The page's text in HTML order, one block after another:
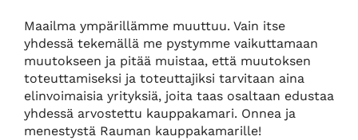
Maailma ympärillämme muuttuu. Vain itse
yhdessä tekemällä me pystymme vaikuttamaan
muutokseen ja pitää muistaa, että muutoksen
toteuttamiseksi ja toteuttajiksi tarvitaan aina
elinvoimaisia yrityksiä, joita taas osaltaan edustaa
yhdessä arvostettu kauppakamari. Onnea ja
menestystä Rauman kauppakamarille!